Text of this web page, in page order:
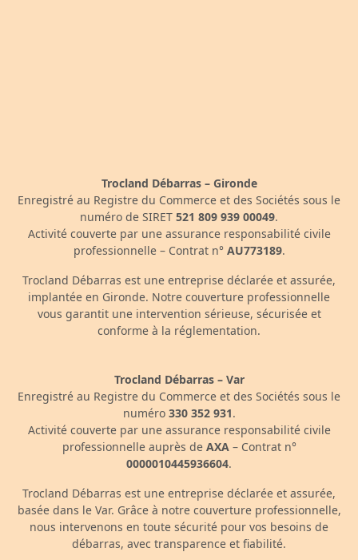
Trocland Débarras – Gironde
Enregistré au Registre du Commerce et des Sociétés sous le
numéro de SIRET 521 809 939 00049.
Activité couverte par une assurance responsabilité civile
professionnelle – Contrat n° AU773189.
Trocland Débarras est une entreprise déclarée et assurée,
implantée en Gironde. Notre couverture professionnelle
vous garantit une intervention sérieuse, sécurisée et
conforme à la réglementation.
Trocland Débarras – Var
Enregistré au Registre du Commerce et des Sociétés sous le
numéro 330 352 931.
Activité couverte par une assurance responsabilité civile
professionnelle auprès de AXA– Contrat n°
0000010445936604.
Trocland Débarras est une entreprise déclarée et assurée,
basée dans le Var. Grâce à notre couverture professionnelle,
nous intervenons en toute sécurité pour vos besoins de
débarras, avec transparence et fiabilité.